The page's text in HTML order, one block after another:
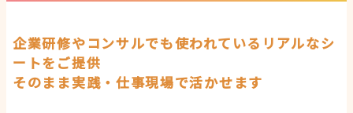
企業研修やコンサルでも使われているリアルなシ
ートをご提供
そのまま実践・仕事現場で活かせます